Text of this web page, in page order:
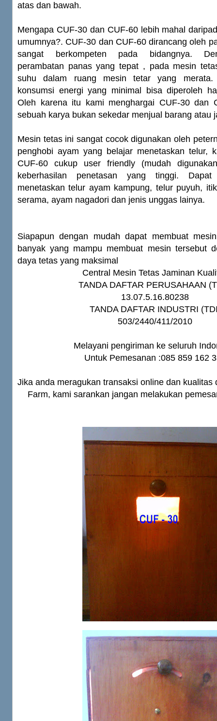
atas dan bawah.
Mengapa CUF-30 dan CUF-60 lebih mahal
umumnya?. CUF-30 dan CUF-60 dirancang oleh
sangat berkompeten pada bidangnya.
perambatan panas yang tepat , pada mesin
suhu dalam ruang mesin tetar yang merata.
konsumsi energi yang minimal bisa diperoleh
Oleh karena itu kami menghargai CUF-30 dan
sebuah karya bukan sekedar menjual barang atau
Mesin tetas ini sangat cocok digunakan oleh
penghobi ayam yang belajar menetaskan telur,
CUF-60 cukup user friendly (mudah
keberhasilan penetasan yang tinggi.
menetaskan telur ayam kampung, telur puyuh,
serama, ayam nagadori dan jenis unggas lainya.
Siapapun dengan mudah dapat membuat
banyak yang mampu membuat mesin tersebut
daya tetas yang maksimal
Central Mesin Tetas Jaminan
TANDA DAFTAR PERUSAHAAN
13.07.5.16.80238
TANDA DAFTAR INDUSTRI
503/2440/411/2010
Melayani pengiriman ke seluruh
Untuk Pemesanan :085 859 162
Jika anda meragukan transaksi online dan kualitas
Farm, kami sarankan jangan melakukan